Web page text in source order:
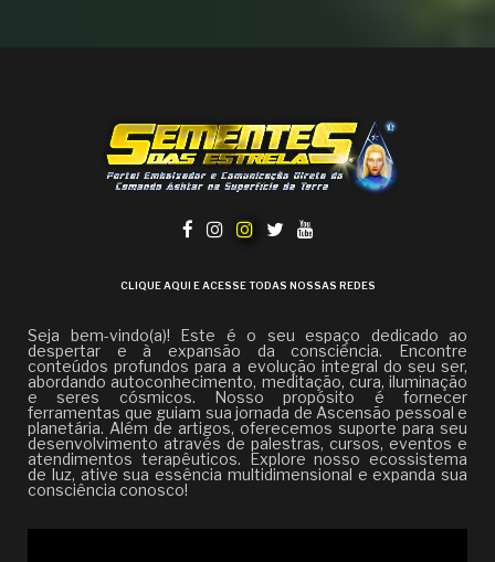
CLIQUE AQUI E ACESSE TODAS NOSSAS REDES
Seja bem-vindo(a)! Este é o seu espaço dedicado ao
despertar e à expansão da consciência. Encontre
conteúdos profundos para a evolução integral do seu ser,
abordando autoconhecimento, meditação, cura, iluminação
e seres cósmicos. Nosso propósito é fornecer
ferramentas que guiam sua jornada de Ascensão pessoal e
planetária. Além de artigos, oferecemos suporte para seu
desenvolvimento através de palestras, cursos, eventos e
atendimentos terapêuticos. Explore nosso ecossistema
de luz, ative sua essência multidimensional e expanda sua
consciência conosco!